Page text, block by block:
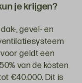
je krijgen?
, gevel- en
geldt een
van de kosten
€40.000. Dit is